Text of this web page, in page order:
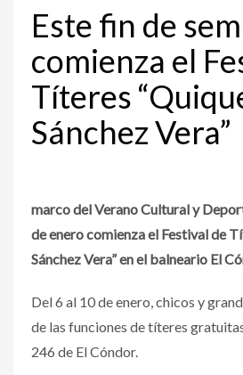
Este fin de
comienza el
Títeres
Sánchez Vera”
marco del Verano Cultural y
de enero comienza el Festival de
Sánchez Vera” en el balneario El
Del 6 al 10 de enero, chicos y
de las funciones de títeres
246 de El Cóndor.